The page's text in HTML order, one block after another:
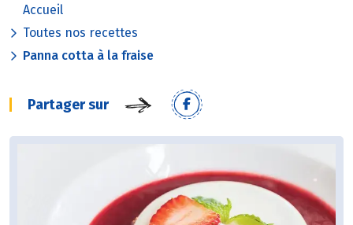
Accueil
Toutes nos recettes
Panna cotta à la fraise
Partager sur